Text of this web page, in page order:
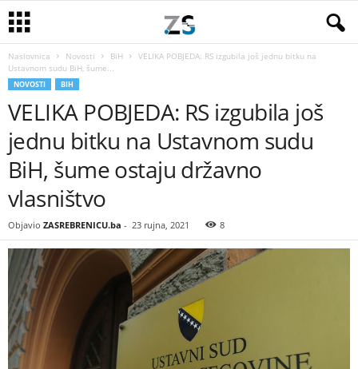
Naslovnica Novosti BiH
VELIKA POBJEDA: RS izgubila još jednu bitku na
Ustavnom sudu BiH, šume...
NOVOSTI BIH
VELIKA POBJEDA: RS izgubila još
jednu bitku na Ustavnom sudu
BiH, šume ostaju državno
vlasništvo
Objavio ZASREBRENICU.ba - 23 rujna, 2021 8